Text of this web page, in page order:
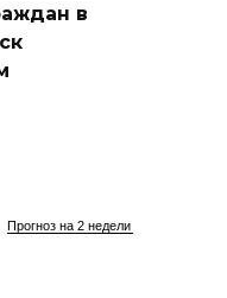
в